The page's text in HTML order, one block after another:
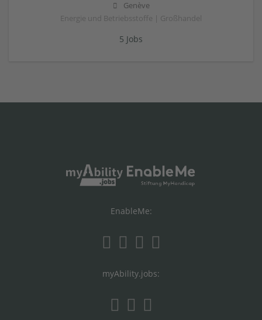
Genève
Energie und Betriebsstoffe | Großhandel
5 Jobs
EnableMe:
myAbility.jobs: